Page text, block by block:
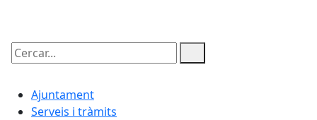
Cercar:
Ajuntament
Serveis i tràmits